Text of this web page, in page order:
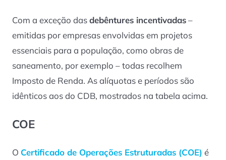
Com a exceção dasdebêntures incentivadas–
emitidas por empresas envolvidas em projetos
essenciais para a população, como obras de
saneamento, por exemplo – todas recolhem
Imposto de Renda. As alíquotas e períodos são
idênticos aos do CDB, mostrados na tabela acima.
COE
O Certificado de Operações Estruturadas (COE) é